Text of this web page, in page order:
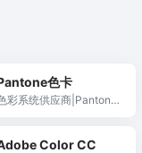
色卡
彩系统供应商|Pantone
Color CC